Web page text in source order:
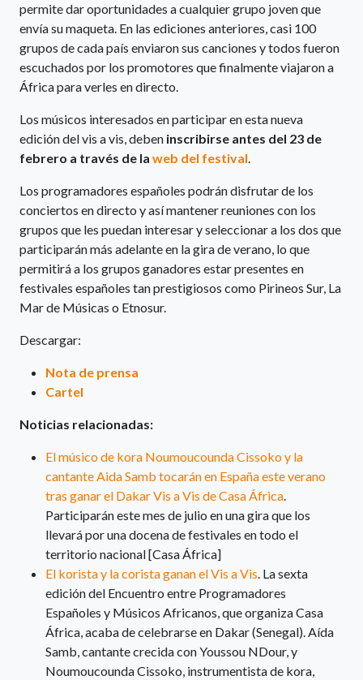
permite dar oportunidades a cualquier grupo joven que
envía su maqueta. En las ediciones anteriores, casi 100
grupos de cada país enviaron sus canciones y todos fueron
escuchados por los promotores que finalmente viajaron a
África para verles en directo.
Los músicos interesados en participar en esta nueva
edición del vis a vis, deben inscribirse antes del 23 de
febrero a través de la web del festival.
Los programadores españoles podrán disfrutar de los
conciertos en directo y así mantener reuniones con los
grupos que les puedan interesar y seleccionar a los dos que
participarán más adelante en la gira de verano, lo que
permitirá a los grupos ganadores estar presentes en
festivales españoles tan prestigiosos como Pirineos Sur, La
Mar de Músicas o Etnosur.
Descargar:
Nota de prensa
Cartel
Noticias relacionadas:
El músico de kora Noumoucounda Cissoko y la
cantante Aida Samb tocarán en España este verano
tras ganar el Dakar Vis a Vis de Casa África.
Participarán este mes de julio en una gira que los
llevará por una docena de festivales en todo el
territorio nacional [Casa África]
El korista y la corista ganan el Vis a Vis. La sexta
edición del Encuentro entre Programadores
Españoles y Músicos Africanos, que organiza Casa
África, acaba de celebrarse en Dakar (Senegal). Aída
Samb, cantante crecida con Youssou NDour, y
Noumoucounda Cissoko, instrumentista de kora,